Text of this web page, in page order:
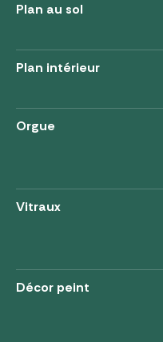
Plan au sol
Plan intérieur
Orgue
Vitraux
Décor peint